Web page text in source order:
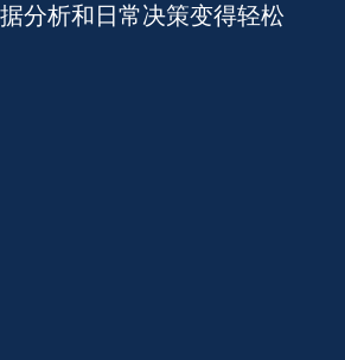
分析和日常决策变得轻松